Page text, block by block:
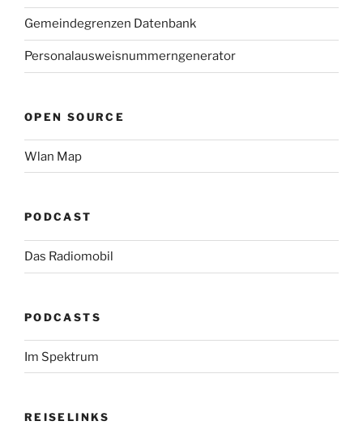
Gemeindegrenzen Datenbank
Personalausweisnummerngenerator
OPEN SOURCE
Wlan Map
PODCAST
Das Radiomobil
PODCASTS
Im Spektrum
REISELINKS